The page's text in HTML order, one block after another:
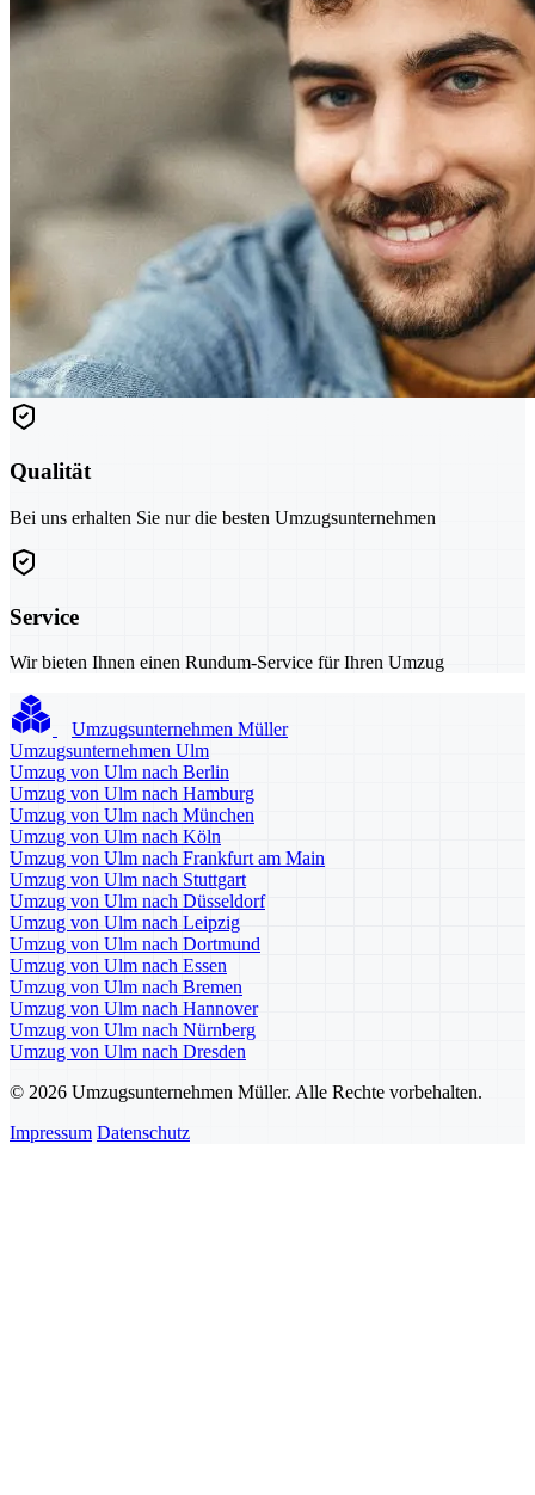
Qualität
Bei uns erhalten Sie nur die besten Umzugsunternehmen
Service
Wir bieten Ihnen einen Rundum-Service für Ihren Umzug
Umzugsunternehmen Müller
Umzugsunternehmen Ulm
Umzug von Ulm nach Berlin
Umzug von Ulm nach Hamburg
Umzug von Ulm nach München
Umzug von Ulm nach Köln
Umzug von Ulm nach Frankfurt am Main
Umzug von Ulm nach Stuttgart
Umzug von Ulm nach Düsseldorf
Umzug von Ulm nach Leipzig
Umzug von Ulm nach Dortmund
Umzug von Ulm nach Essen
Umzug von Ulm nach Bremen
Umzug von Ulm nach Hannover
Umzug von Ulm nach Nürnberg
Umzug von Ulm nach Dresden
© 2026 Umzugsunternehmen Müller. Alle Rechte vorbehalten.
Impressum Datenschutz